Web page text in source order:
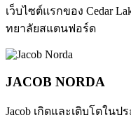
เว็บไซต์แรกของ Cedar
ทยาลัยสแตนฟอร์ด
JACOB NORDA
Jacob เกิดและเติบโตใน